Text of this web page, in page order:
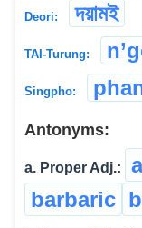
Deori: দয়ামই
TAI-Turung:
Singpho:
Antonyms:
a. Proper Adj.:
barbaric